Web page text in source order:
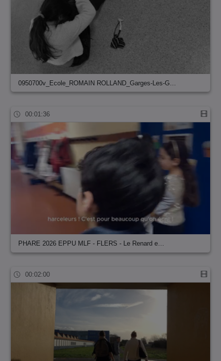
0950700v_Ecole_ROMAIN ROLLAND_Garges-Les-G…
00:01:36
PHARE 2026 EPPU MLF - FLERS - Le Renard e…
00:02:00